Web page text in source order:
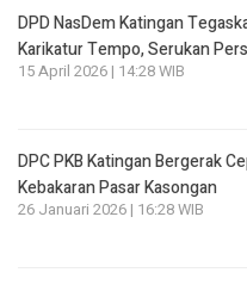
DPD NasDem Katingan
Karikatur Tempo, Serukan
15 April 2026 | 14:28 WIB
DPC PKB Katingan Bergerak
Kebakaran Pasar Kasongan
26 Januari 2026 | 16:28 WIB